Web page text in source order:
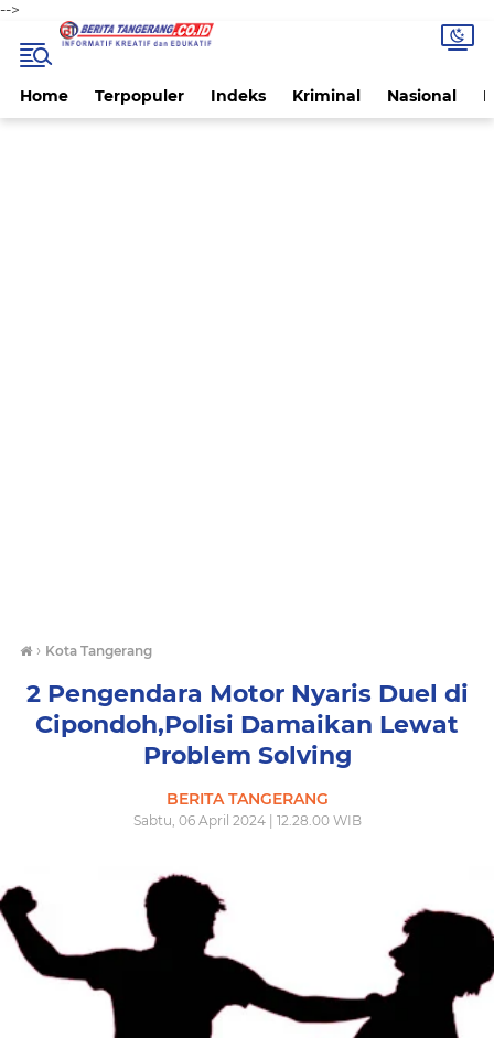
-->
Home Terpopuler Indeks Kriminal Nasional
› Kota Tangerang
2 Pengendara Motor Nyaris Duel di
Cipondoh,Polisi Damaikan Lewat
Problem Solving
BERITA TANGERANG
Sabtu, 06 April 2024 | 12.28.00 WIB